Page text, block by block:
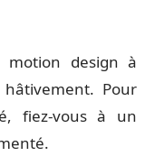
motion design à
Pour
fiez-vous à un